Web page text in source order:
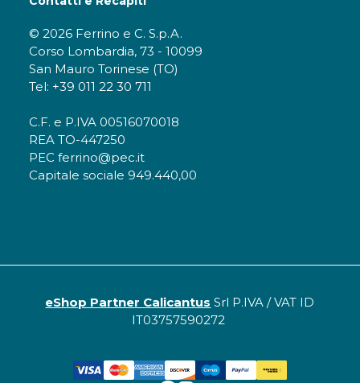
© 2026 Ferrino e C. S.p.A.
Corso Lombardia, 73 - 10099
San Mauro Torinese (TO)
Tel: +39 011 22 30 711
C.F. e P.IVA 00516070018
REA TO-447250
PEC ferrino@pec.it
Capitale sociale 949.440,00
eShop Partner Calicantus Srl P.IVA / VAT ID
IT03757590272